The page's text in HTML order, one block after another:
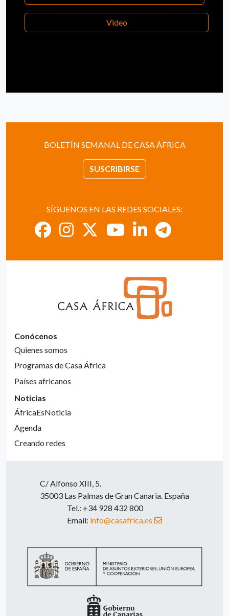
Video
BOLETÍN SEMANAL DE CASA ÁFRICA
SUSCRIBIRSE
SÍGUENOS EN LAS REDES SOCIALES:
Conócenos
Quienes somos
Programas de Casa África
Países africanos
Noticias
ÁfricaEsNoticia
Agenda
Creando redes
C/ Alfonso XIII, 5.
35003 Las Palmas de Gran Canaria. España
Tel.: +34 928 432 800
Email: info@casafrica.es